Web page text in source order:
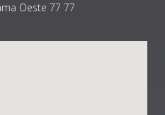
Oeste 77 77